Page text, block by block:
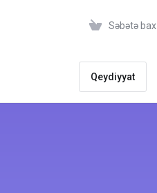
Səbətə bax
Qeydiyyat